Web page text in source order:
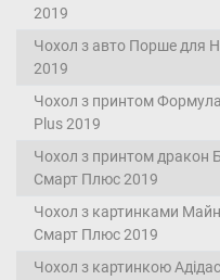
2019
Чохол з авто Порше для
2019
Чохол з принтом
Plus 2019
Чохол з принтом дракон
Смарт Плюс 2019
Чохол з картинками
Смарт Плюс 2019
Чохол з картинкою